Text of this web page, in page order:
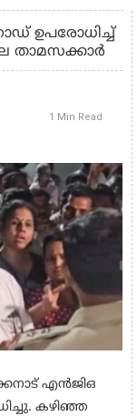
ഉപരോധിച്ച്
താമസക്കാർ
1 Min Read
എൻജിഒ
കഴിഞ്ഞ